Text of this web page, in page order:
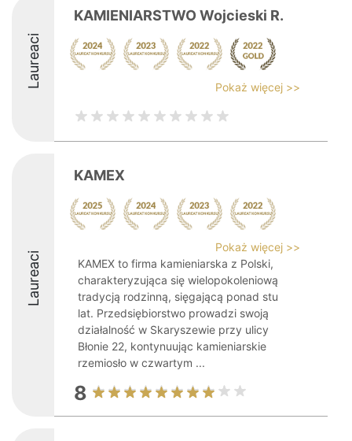
Laureaci
KAMIENIARSTWO Wojcieski R.
Pokaż więcej >>
Laureaci
KAMEX
Pokaż więcej >>
KAMEX to firma kamieniarska z Polski,
charakteryzująca się wielopokoleniową
tradycją rodzinną, sięgającą ponad stu
lat. Przedsiębiorstwo prowadzi swoją
działalność w Skaryszewie przy ulicy
Błonie 22, kontynuując kamieniarskie
rzemiosło w czwartym ...
8